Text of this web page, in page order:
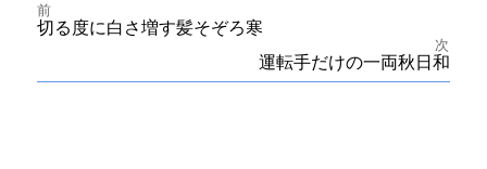
投
前
前
の
切る度に白さ増す髪そぞろ寒
次
運転手だけの一両秋日和